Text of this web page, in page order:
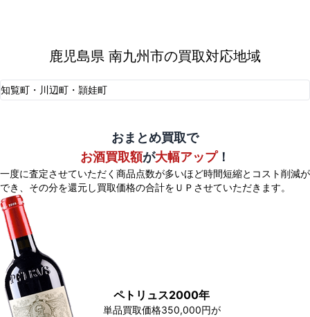
鹿児島県 南九州市の買取対応地域
知覧町・川辺町・頴娃町
おまとめ買取で
お酒買取額が大幅アップ！
一度に査定させていただく商品点数が多いほど時間短縮とコスト削減が
でき、 その分を還元し買取価格の合計をＵＰさせていただきます。
ペトリュス2000年
単品買取価格350,000円が